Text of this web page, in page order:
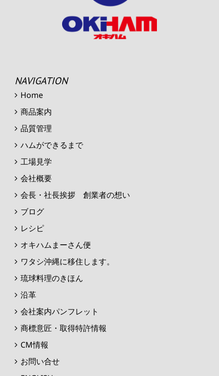
NAVIGATION
Home
商品案内
品質管理
ハムができるまで
工場見学
会社概要
会長・社長挨拶 創業者の想い
ブログ
レシピ
オキハムまーさん便
ワタシ沖縄に移住します。
琉球料理のきほん
沿革
会社案内パンフレット
商標意匠・取得特許情報
CM情報
お問い合せ